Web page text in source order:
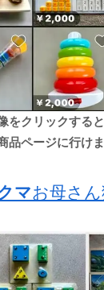
をクリックする
品ページに行けま
マお母さ